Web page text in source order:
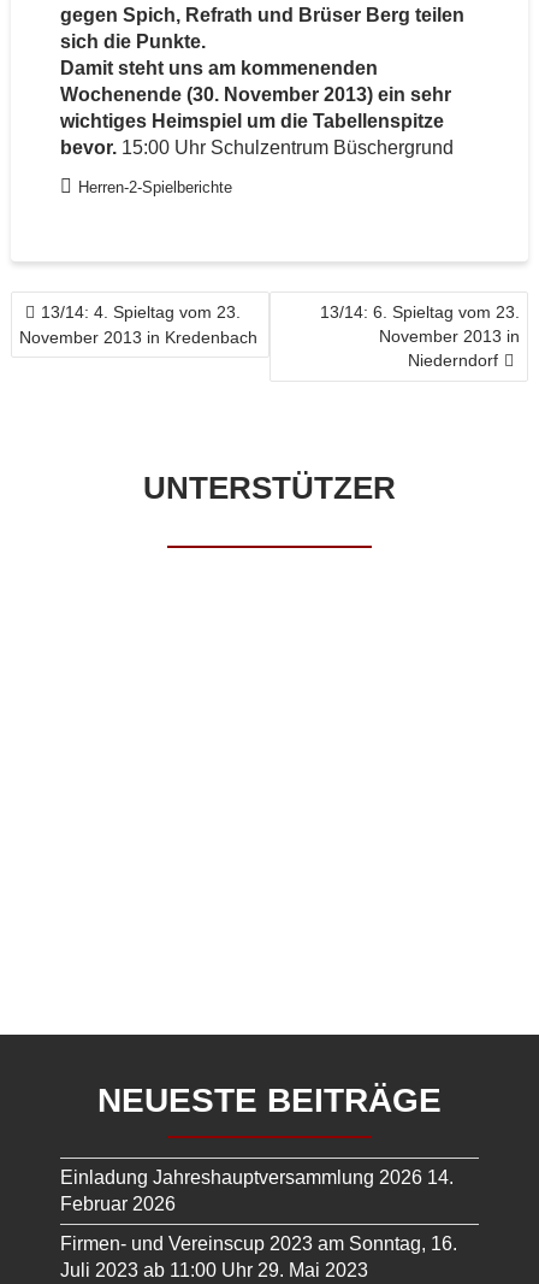
gegen Spich, Refrath und Brüser Berg teilen
sich die Punkte.
Damit steht uns am kommenenden
Wochenende (30. November 2013) ein sehr
wichtiges Heimspiel um die Tabellenspitze
bevor. 15:00 Uhr Schulzentrum Büschergrund
Herren-2-Spielberichte
BEITRAGSNAVIGATION
13/14: 4. Spieltag vom 23.
November 2013 in Kredenbach
13/14: 6. Spieltag vom 23.
November 2013 in
Niederndorf
UNTERSTÜTZER
NEUESTE BEITRÄGE
Einladung Jahreshauptversammlung 2026 14.
Februar 2026
Firmen- und Vereinscup 2023 am Sonntag, 16.
Juli 2023 ab 11:00 Uhr 29. Mai 2023